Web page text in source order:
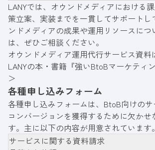
得・登録者や購入者の増加に繋げることができ
ます。
LANYでは、オウンドメディアにおける
策立案、実装までを一貫してサポートし
ンドメディアの成果や運用リソースにつ
は、ぜひご相談ください。
オウンドメディア運用代行サービス資料
LANYの本・書籍『強いBtoBマーケティ
＞
各種申し込みフォーム
各種申し込みフォームは、BtoB向けの
コンバージョンを獲得するために欠かせ
す。主に以下の内容が用意されています。
サービスに関する資料請求